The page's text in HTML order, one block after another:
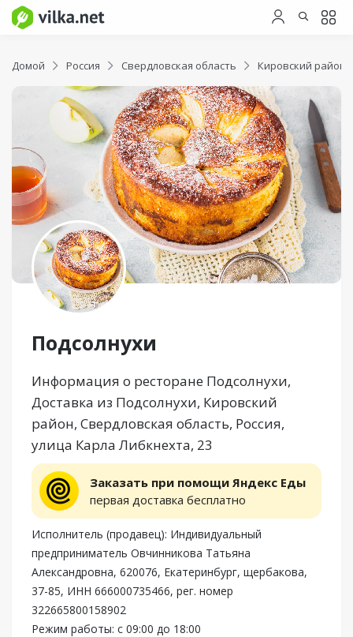
Домой Россия Свердловская область Кировский район
Подсолнухи
Информация о ресторане Подсолнухи,
Доставка из Подсолнухи, Кировский
район, Свердловская область, Россия,
улица Карла Либкнехта, 23
Заказать при помощи Яндекс Еды
первая доставка бесплатно
Исполнитель (продавец): Индивидуальный
предприниматель Овчинникова Татьяна
Александровна, 620076, Екатеринбург, щербакова,
37-85, ИНН 666000735466, рег. номер
322665800158902
Режим работы: с 09:00 до 18:00